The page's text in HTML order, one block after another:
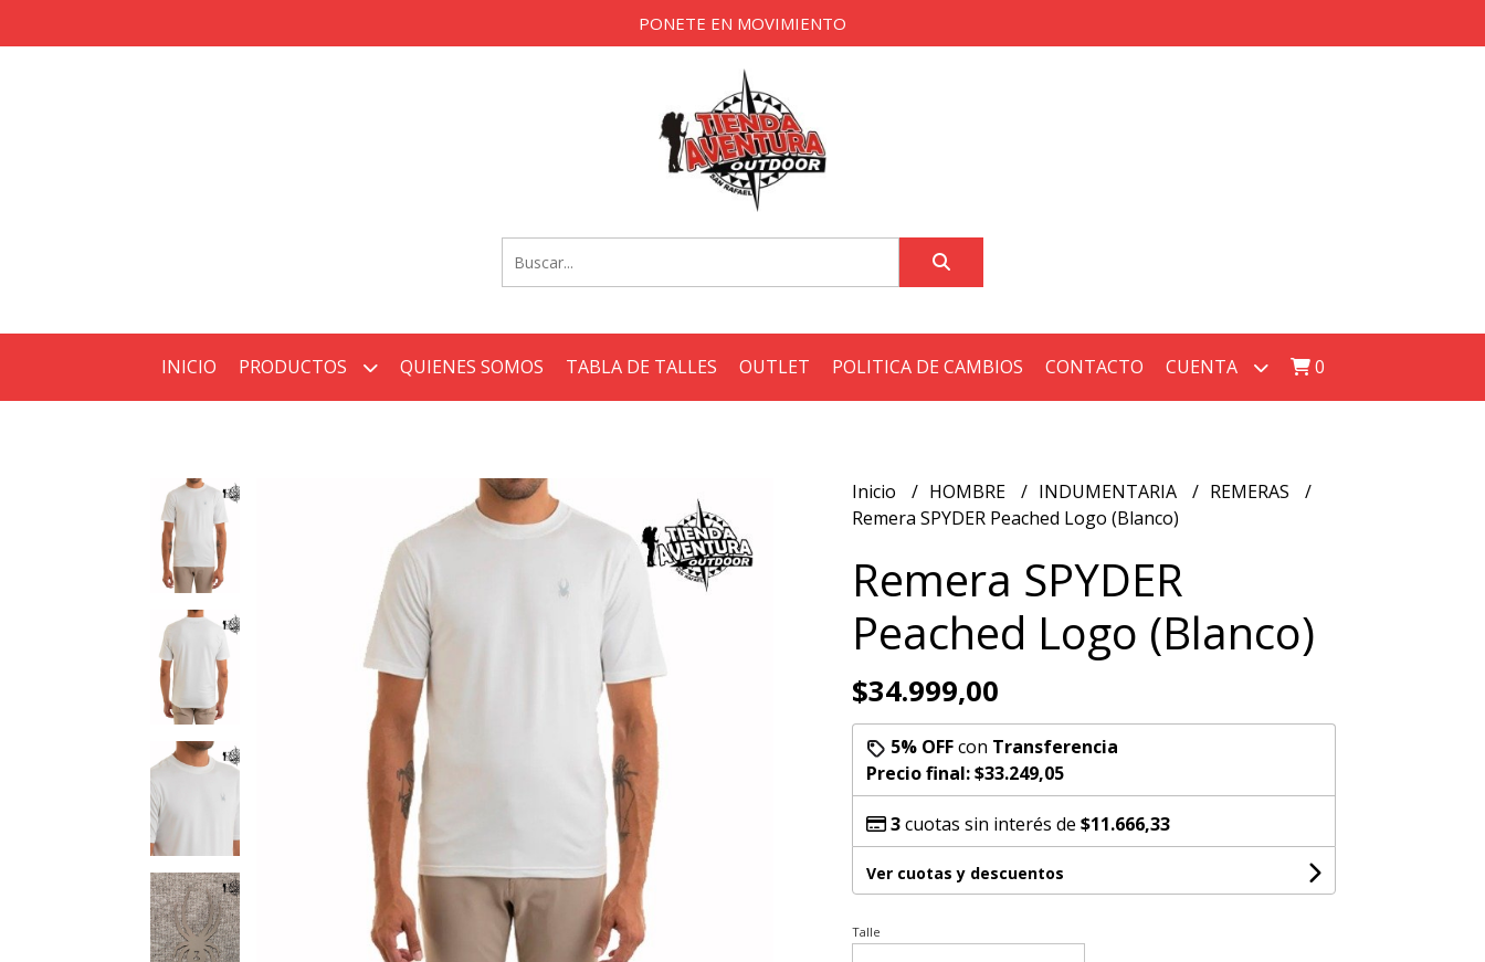
PONETE EN MOVIMIENTO
INICIO PRODUCTOS QUIENES SOMOS TABLA DE TALLES OUTLET POLITICA DE CAMBIOS CONTACTO CUENTA 0
Inicio HOMBRE INDUMENTARIA
REMERAS
Remera SPYDER Peached Logo (Blanco)
Remera SPYDER
Peached Logo (Blanco)
$34.999,00
5% OFFcon Transferencia
Precio final:$33.249,05
3cuotas sin interés de $11.666,33
Ver cuotas y descuentos
Talle